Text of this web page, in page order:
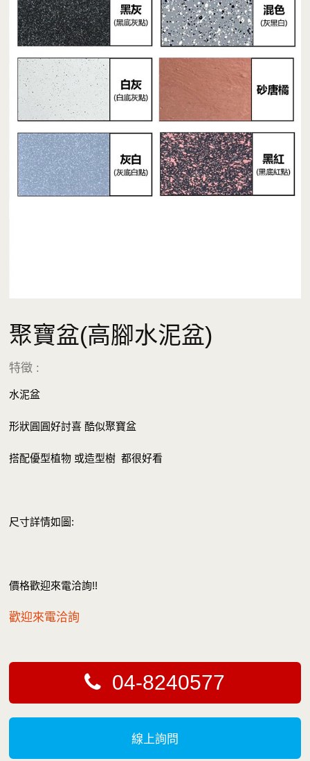
聚寶盆(高腳水泥盆)
特徵 :
水泥盆
形狀圓圓好討喜 酷似聚寶盆
搭配優型植物 或造型樹 都很好看
尺寸詳情如圖:
價格歡迎來電洽詢!!
歡迎來電洽詢
04-8240577
線上詢問